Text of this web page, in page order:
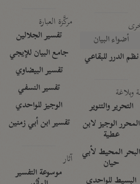
أضواء البيان
نظم الدرر للبقاعي
وبلاغة
التحرير والتنوير
المحرر الوجيز لابن
عطية
البحر المحيط لأبي
حيان
مركَّزة العبارة
تفسير الجلالين
جامع البيان للإيجي
تفسير البيضاوي
تفسير النسفي
الوجيز للواحدي
تفسير ابن أبي زمنين
آثار
موسوعة التفسير